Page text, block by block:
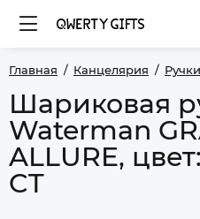
Главная Канцелярия
Шариковая
Waterman
ALLURE,
CT